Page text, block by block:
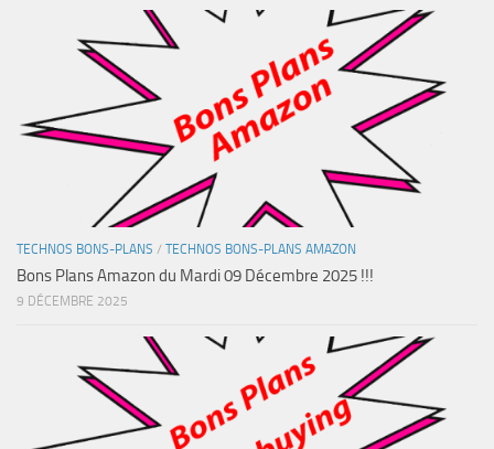
TECHNOS BONS-PLANS / TECHNOS BONS-PLANS AMAZON
Bons Plans Amazon du Mardi 09 Décembre 2025 !!!
9 DÉCEMBRE 2025